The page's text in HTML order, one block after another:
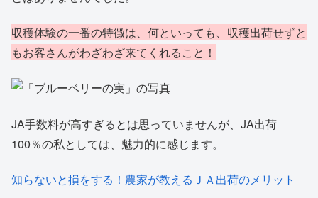
収穫体験の一番の特徴は、何といっても、収穫出荷せずと
もお客さんがわざわざ来てくれること！
JA手数料が高すぎるとは思っていませんが、JA出荷
100％の私としては、魅力的に感じます。
知らないと損をする！農家が教えるＪＡ出荷のメリット